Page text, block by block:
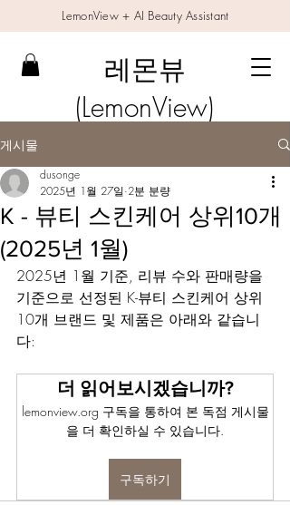
LemonView + AI Beauty Assistant
레몬뷰
(LemonView)
게시물
K - 뷰티 스킨케어 상위10개
(2025년 1월)
dusonge
2025년 1월 27일 2분 분량
2025년 1월 기준, 리뷰 수와 판매량을
기준으로 선정된 K-뷰티 스킨케어 상위
10개 브랜드 및 제품은 아래와 같습니
다:
더 읽어보시겠습니까?
lemonview.org 구독을 통하여 본 독점 게시물
을 더 확인하실 수 있습니다.
구독하기